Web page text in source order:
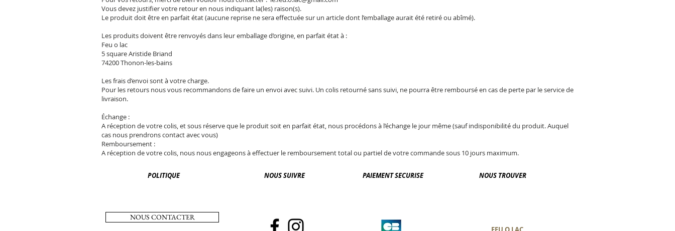
Vous devez justifier votre retour en nous indiquant la(les) raison(s).
Le produit doit être en parfait état (aucune reprise ne sera effectuée sur un article dont l’emballage aurait été retiré ou abîmé).
Les produits doivent être renvoyés dans leur emballage d’origine, en parfait état à :
Feu o lac
5 square Aristide Briand
74200 Thonon-les-bains
Les frais d’envoi sont à votre charge.
Pour les retours nous vous recommandons de faire un envoi avec suivi. Un colis retourné sans suivi, ne pourra être remboursé en cas de perte par le service de
livraison.
Échange :
A réception de votre colis, et sous réserve que le produit soit en parfait état, nous procédons à l’échange le jour même (sauf indisponibilité du produit. Auquel
cas nous prendrons contact avec vous)
Remboursement :
A réception de votre colis, nous nous engageons à effectuer le remboursement total ou partiel de votre commande sous 10 jours maximum.
POLITIQUE
NOUS CONTACTER
NOUS SUIVRE PAIEMENT SECURISE NOUS TROUVER